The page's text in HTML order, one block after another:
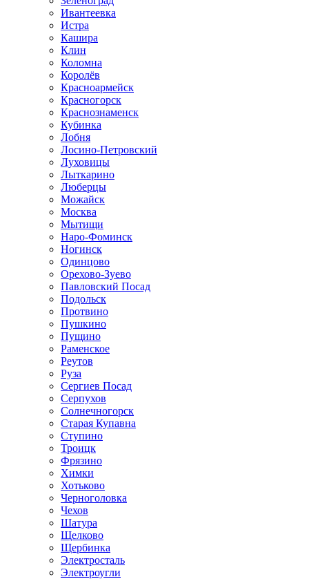
Ивантеевка
Истра
Кашира
Клин
Коломна
Королёв
Красноармейск
Красногорск
Краснознаменск
Кубинка
Лобня
Лосино-Петровский
Луховицы
Лыткарино
Люберцы
Можайск
Москва
Мытищи
Наро-Фоминск
Ногинск
Одинцово
Орехово-Зуево
Павловский Посад
Подольск
Протвино
Пушкино
Пущино
Раменское
Реутов
Руза
Сергиев Посад
Серпухов
Солнечногорск
Старая Купавна
Ступино
Троицк
Фрязино
Химки
Хотьково
Черноголовка
Чехов
Шатура
Щелково
Щербинка
Электросталь
Электроугли